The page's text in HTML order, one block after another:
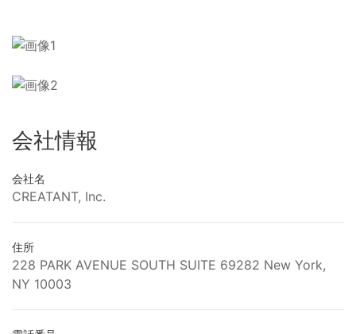
会社情報
会社名
CREATANT, Inc.
住所
228 PARK AVENUE SOUTH SUITE 69282 New York,
NY 10003